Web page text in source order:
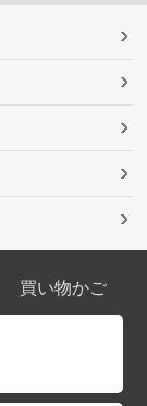
買い物かご